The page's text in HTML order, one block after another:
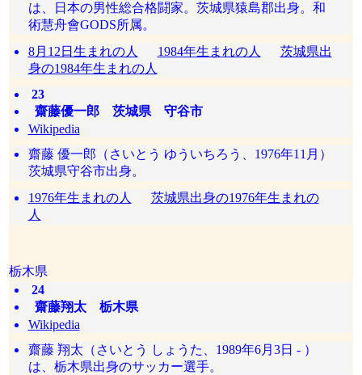
は、日本の男性総合格闘家。茨城県猿島郡出身。和
術慧舟會GODS所属。
8月12日生まれの人
1984年生まれの人
茨城県出
身の1984年生まれの人
23
齋藤優一郎 茨城県 守谷市
Wikipedia
齋藤 優一郎（さいとう ゆういちろう、1976年11月）
茨城県守谷市出身。
1976年生まれの人
茨城県出身の1976年生まれの
人
栃木県
24
齋藤翔太 栃木県
Wikipedia
齋藤 翔太（さいとう しょうた、1989年6月3日 - ）
は、栃木県出身のサッカー選手。